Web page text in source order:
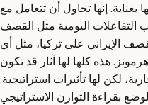
بعناية. إنها تحاول أن تتعامل مع
التفاعلات اليومية مثل القصف
الإيراني على تركيا، مثل أي
هذه كلها لها آثار قد تكون
لكن لها تأثيرات استراتيجية.
بقراءة التوازن الاستراتيجي